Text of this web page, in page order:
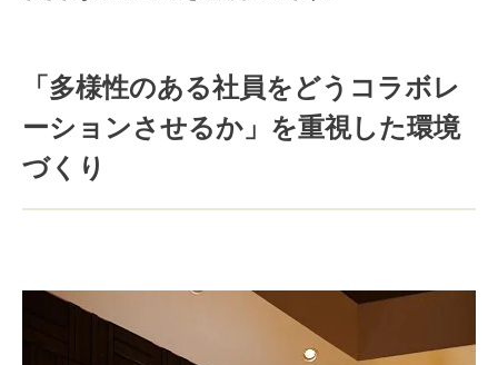
「多様性のある社員をどうコラボレ
ーションさせるか」を重視した環境
づくり